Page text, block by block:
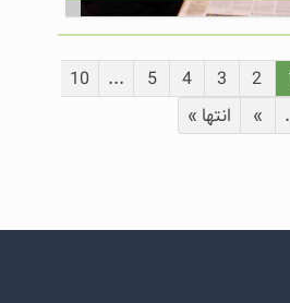
2
3
4
5
...
10
» انتها »